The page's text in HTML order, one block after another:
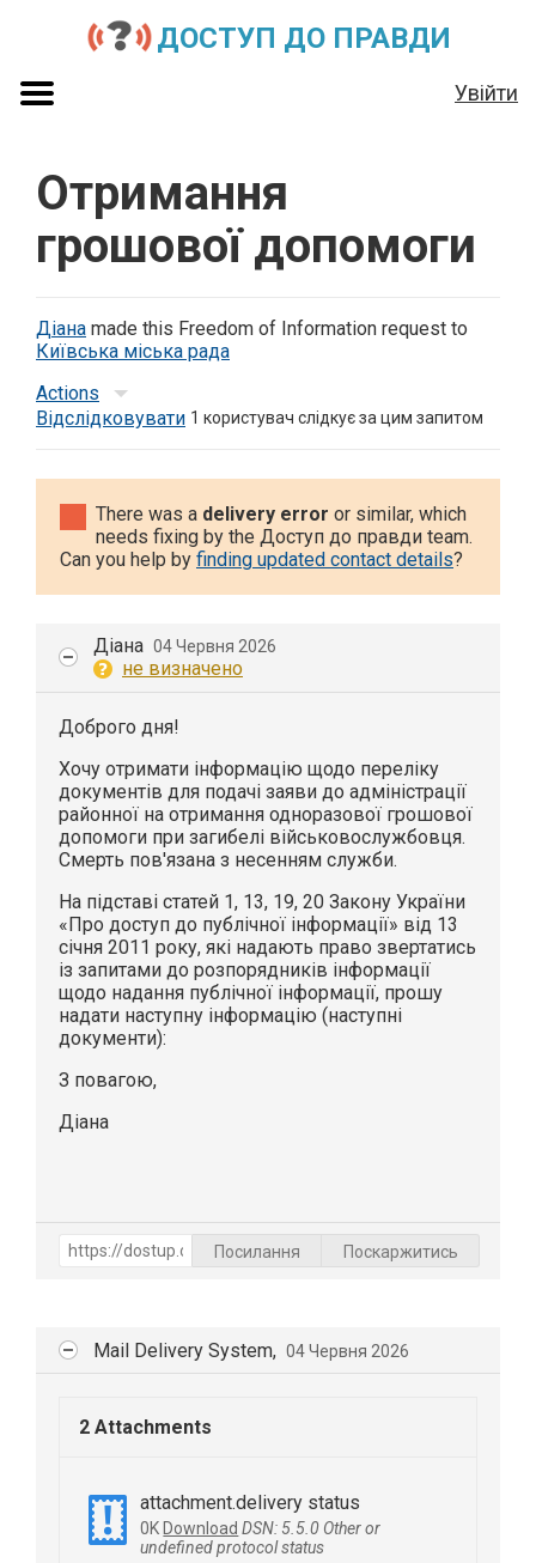
ДОСТУП ДО ПРАВДИ
Увійти
Отримання
грошової допомоги
Діана made this Freedom of Information request to
Київська міська рада
Actions
Відслідковувати 1 користувач слідкує за цим запитом
There was a delivery error or similar, which
needs fixing by the Доступ до правди team.
Can you help by finding updated contact details?
Діана 04 Червня 2026
не визначено
Доброго дня!
Хочу отримати інформацію щодо переліку
документів для подачі заяви до адміністрації
районної на отримання одноразової грошової
допомоги при загибелі військовослужбовця.
Смерть пов'язана з несенням служби.
На підставі статей 1, 13, 19, 20 Закону України
«Про доступ до публічної інформації» від 13
січня 2011 року, які надають право звертатись
із запитами до розпорядників інформації
щодо надання публічної інформації, прошу
надати наступну інформацію (наступні
документи):
З повагою,
Діана
Посилання Поскаржитись
Mail Delivery System, 04 Червня 2026
2 Attachments
attachment.delivery status
0K Download DSN: 5.5.0 Other or
undefined protocol status